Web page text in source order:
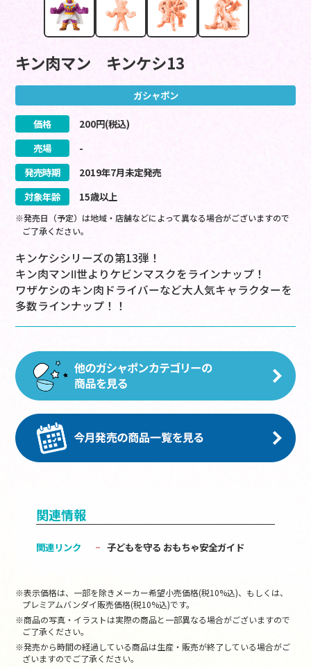
キン肉マン キンケシ13
ガシャポン
価格 200円(税込)
売場
-
発売時期
2019年7月未定発売
対象年齢
15歳以上
※発売日（予定）は地域・店舗などによって異なる場合がございますので
ご了承ください。
キンケシシリーズの第13弾！
キン肉マンⅡ世よりケビンマスクをラインナップ！
ワザケシのキン肉ドライバーなど大人気キャラクターを
多数ラインナップ！！
関連情報
関連リンク 子どもを守る おもちゃ安全ガイド
※表示価格は、一部を除きメーカー希望小売価格(税10%込)、もしくは、
プレミアムバンダイ販売価格(税10%込)です。
※商品の写真・イラストは実際の商品と一部異なる場合がございますので
ご了承ください。
※発売から時間の経過している商品は生産・販売が終了している場合がご
ざいますのでご了承ください。